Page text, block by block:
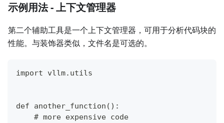
示例用法 - 上下文管理器
第二个辅助工具是一个上下文管理器，可用于分析代码块的
性能。与装饰器类似，文件名是可选的。
import vllm.utils
def another_function():
    # more expensive code